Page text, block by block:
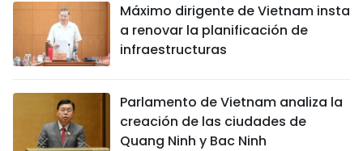
Máximo dirigente de Vietnam insta
a renovar la planificación de
infraestructuras
Parlamento de Vietnam analiza la
creación de las ciudades de
Quang Ninh y Bac Ninh